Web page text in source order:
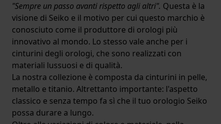
"Sempre un passo avanti rispetto agli altri". Questa è la
visione di Seiko e il motivo per cui questo marchio è
conosciuto come il produttore di orologi più
innovativo al mondo. Lo stesso vale anche per i
cinturini degli orologi, che sono realizzati con
materiali lussuosi e di qualità.
La nostra collezione è composta da cinturini in pelle,
metallo e titanio. Altrettanto importante: l'aspetto
classico e senza tempo fa sì che il tuo orologio Seiko
possa durare a lungo.